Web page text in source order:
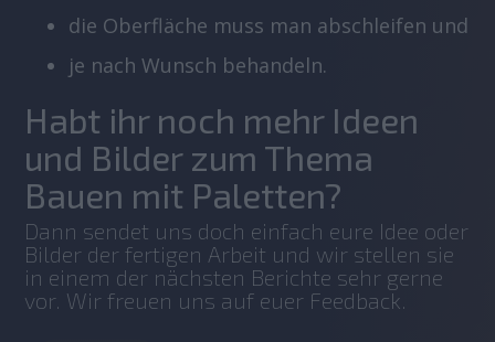
die Oberfläche muss man abschleifen und
je nach Wunsch behandeln.
Habt ihr noch mehr Ideen
und Bilder zum Thema
Bauen mit Paletten?
Dann sendet uns doch einfach eure Idee oder
Bilder der fertigen Arbeit und wir stellen sie
in einem der nächsten Berichte sehr gerne
vor. Wir freuen uns auf euer Feedback.